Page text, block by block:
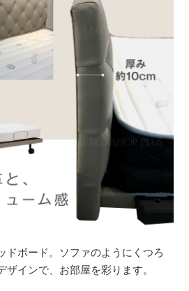
ドボード。ソファのようにくつろ
インで、お部屋を彩ります。